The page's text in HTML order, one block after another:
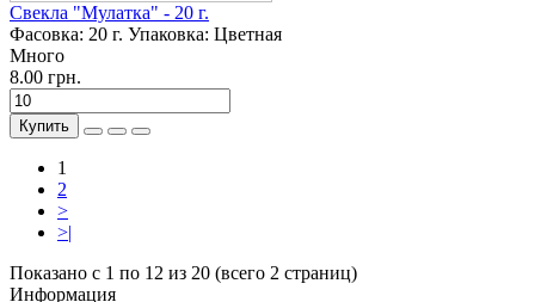
Свекла "Мулатка" - 20 г.
Фасовка: 20 г. Упаковка: Цветная
Много
8.00 грн.
Купить
1
2
>
>|
Показано с 1 по 12 из 20 (всего 2 страниц)
Информация